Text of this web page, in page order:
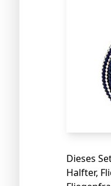
Dieses
Halfter,